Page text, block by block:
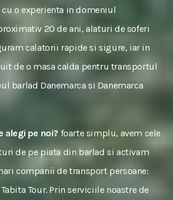
o experienta in domeniul
20 de ani, alaturi de soferi
calatorii rapide si sigure, iar in
de o masa calda pentru transportul
barlad Danemarca si Danemarca
alegi pe noi? foarte simplu, avem cele
de pe piata din barlad si activam
companii de transport persoane:
Tour. Prin serviciile noastre de